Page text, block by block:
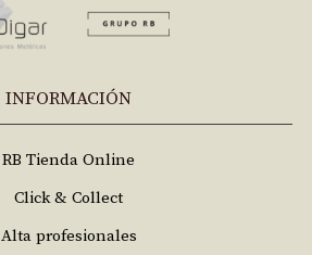
INFORMACIÓN
RB Tienda Online
Click & Collect
Alta profesionales